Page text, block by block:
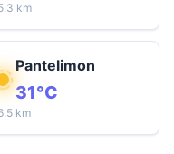
km
Pantelimon
31°C
km